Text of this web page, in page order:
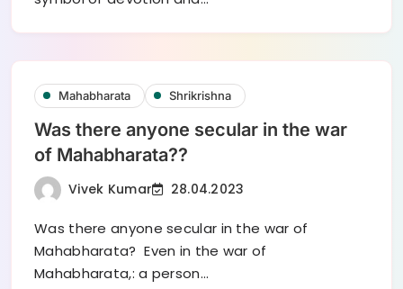
Mahabharata Shrikrishna
Was there anyone secular in the war
of Mahabharata??
Vivek Kumar 28.04.2023
Was there anyone secular in the war of
Mahabharata? Even in the war of
Mahabharata,: a person…